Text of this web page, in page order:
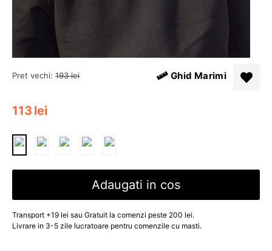
Pret vechi: 193 lei
113 lei
Ghid Marimi
Adaugati in cos
Transport +19 lei sau Gratuit la comenzi peste 200 lei.
Livrare in 3-5 zile lucratoare pentru comenzile cu masti.